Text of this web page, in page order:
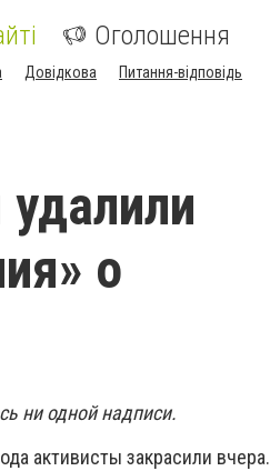
Оголошення
Довідкова Питання-відповідь
о
ни одной надписи.
активисты закрасили вчера.